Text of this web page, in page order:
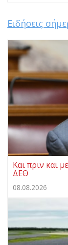
Ειδήσεις
Και πριν και
ΔΕΘ
08.08.2026